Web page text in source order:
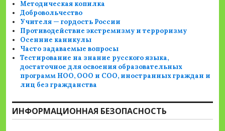
Методическая копилка
Добровольчество
Учителя — гордость России
Противодействие экстремизму и терроризму
Осенние каникулы
Часто задаваемые вопросы
Тестирование на знание русского языка,
достаточное для освоения образовательных
программ НОО, ООО и СОО, иностранных граждан и
лиц без гражданства
ИНФОРМАЦИОННАЯ БЕЗОПАСНОСТЬ